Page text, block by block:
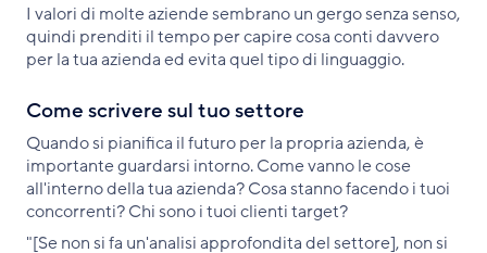
I valori di molte aziende sembrano un gergo senza senso,
quindi prenditi il tempo per capire cosa conti davvero
per la tua azienda ed evita quel tipo di linguaggio.
Come scrivere sul tuo settore
Quando si pianifica il futuro per la propria azienda, è
importante guardarsi intorno. Come vanno le cose
all'interno della tua azienda? Cosa stanno facendo i tuoi
concorrenti? Chi sono i tuoi clienti target?
"[Se non si fa un'analisi approfondita del settore], non si